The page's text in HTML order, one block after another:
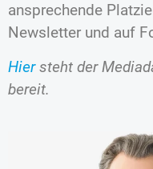
ansprechende
Newsletter und auf
Hiersteht der
bereit.